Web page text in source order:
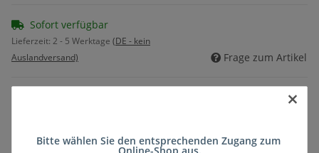
Sofort verfügbar
Lieferzeit: 2 - 5 Werktage (DE - kein
Auslandversand)
Frage zum Artikel
×
Bitte wählen Sie den entsprechenden Zugang zum
Online-Shop aus.